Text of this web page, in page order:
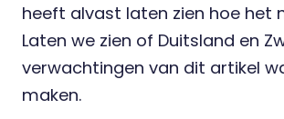
heeft alvast laten zien hoe het
Laten we zien of Duitsland en
verwachtingen van dit artikel
maken.